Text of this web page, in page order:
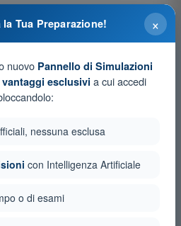
×
Tua Preparazione!
nuovo Pannello di Simulazioni
esclusivi a cui accedi
nessuna esclusa
con Intelligenza Artificiale
o di esami